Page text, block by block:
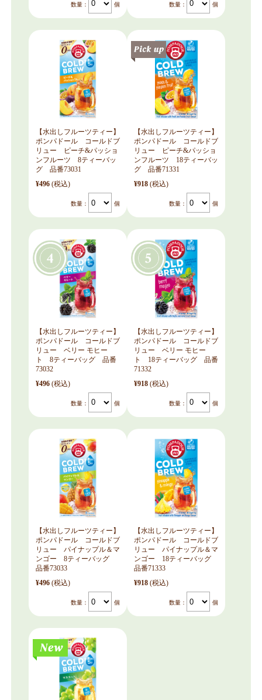
数量： 個 数量： 個
【水出しフルーツティー】
ポンパドール コールドブ
リュー ピーチ&パッショ
ンフルーツ 8ティーバッ
グ 品番73031
¥496 (税込)
数量： 個
【水出しフルーツティー】
ポンパドール コールドブ
リュー ピーチ&パッショ
ンフルーツ 18ティーバッ
グ 品番71331
¥918 (税込)
数量： 個
【水出しフルーツティー】
ポンパドール コールドブ
リュー ベリー モヒー
ト 8ティーバッグ 品番
73032
¥496 (税込)
数量： 個
【水出しフルーツティー】
ポンパドール コールドブ
リュー ベリー モヒー
ト 18ティーバッグ 品番
71332
¥918 (税込)
数量： 個
【水出しフルーツティー】
ポンパドール コールドブ
リュー パイナップル＆マ
ンゴー 8ティーバッグ
品番73033
¥496 (税込)
数量： 個
【水出しフルーツティー】
ポンパドール コールドブ
リュー パイナップル＆マ
ンゴー 18ティーバッグ
品番71333
¥918 (税込)
数量： 個